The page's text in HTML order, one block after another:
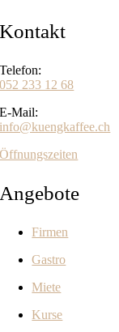
Kontakt
Telefon:
052 233 12 68
E-Mail:
info@kuengkaffee.ch
Öffnungszeiten
Angebote
Firmen
Gastro
Miete
Kurse